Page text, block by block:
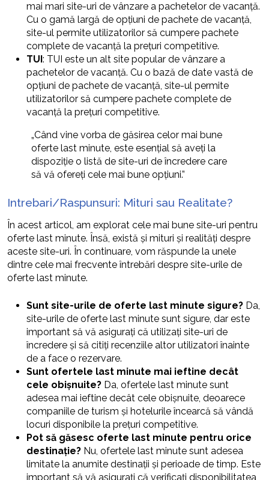
mai mari site-uri de vânzare a pachetelor de vacanță.
Cu o gamă largă de opțiuni de pachete de vacanță,
site-ul permite utilizatorilor să cumpere pachete
complete de vacanță la prețuri competitive.
TUI : TUI este un alt site popular de vânzare a
pachetelor de vacanță. Cu o bază de date vastă de
opțiuni de pachete de vacanță, site-ul permite
utilizatorilor să cumpere pachete complete de
vacanță la prețuri competitive.
„Când vine vorba de găsirea celor mai bune
oferte last minute, este esențial să aveți la
dispoziție o listă de site-uri de încredere care
să vă ofereți cele mai bune opțiuni.”
Intrebari/Raspunsuri: Mituri sau Realitate?
În acest articol, am explorat cele mai bune site-uri pentru
oferte last minute. Însă, există și mituri și realități despre
aceste site-uri. În continuare, vom răspunde la unele
dintre cele mai frecvente întrebări despre site-urile de
oferte last minute.
Sunt site-urile de oferte last minute sigure? Da,
site-urile de oferte last minute sunt sigure, dar este
important să vă asigurați că utilizați site-uri de
încredere și să citiți recenziile altor utilizatori înainte
de a face o rezervare.
Sunt ofertele last minute mai ieftine decât
cele obișnuite? Da, ofertele last minute sunt
adesea mai ieftine decât cele obișnuite, deoarece
companiile de turism și hotelurile încearcă să vândă
locuri disponibile la prețuri competitive.
Pot să găsesc oferte last minute pentru orice
destinație? Nu, ofertele last minute sunt adesea
limitate la anumite destinații și perioade de timp. Este
important să vă asigurați că verificați disponibilitatea